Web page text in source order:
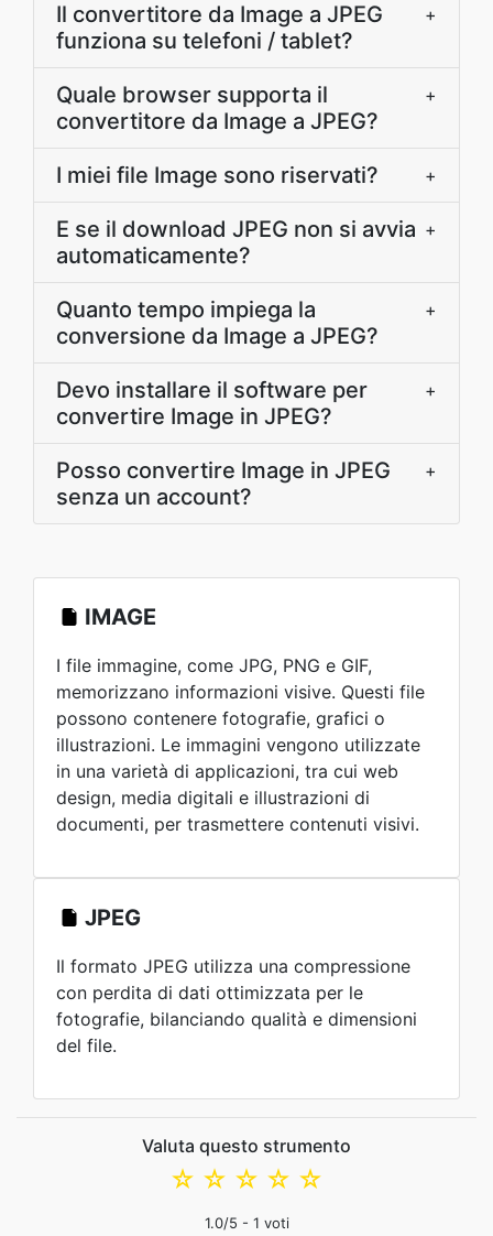
Il convertitore da Image a JPEG
funziona su telefoni / tablet?
+
Quale browser supporta il
convertitore da Image a JPEG?
+
I miei file Image sono riservati? +
E se il download JPEG non si avvia
automaticamente?
+
Quanto tempo impiega la
conversione da Image a JPEG?
+
Devo installare il software per
convertire Image in JPEG?
+
Posso convertire Image in JPEG
senza un account?
+
IMAGE
I file immagine, come JPG, PNG e GIF,
memorizzano informazioni visive. Questi file
possono contenere fotografie, grafici o
illustrazioni. Le immagini vengono utilizzate
in una varietà di applicazioni, tra cui web
design, media digitali e illustrazioni di
documenti, per trasmettere contenuti visivi.
JPEG
Il formato JPEG utilizza una compressione
con perdita di dati ottimizzata per le
fotografie, bilanciando qualità e dimensioni
del file.
Valuta questo strumento
☆
☆
☆
☆
☆
1.0/5 - 1 voti